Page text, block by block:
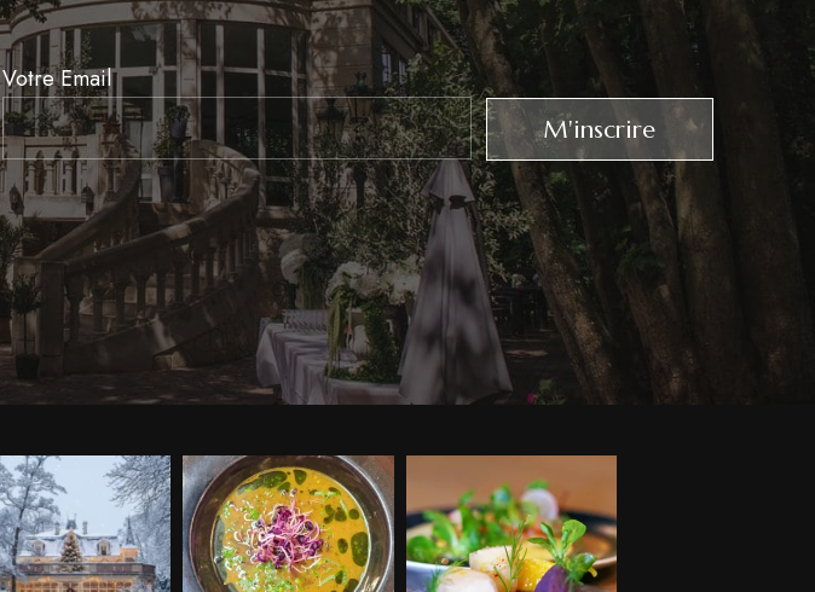
Newsletter
Signup
Votre Email
M'inscrire